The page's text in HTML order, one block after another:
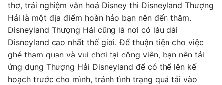
thơ, trải nghiệm văn hoá Disney thì Disneyland Thượng
Hải là một địa điểm hoàn hảo bạn nên đến thăm.
Disneyland Thượng Hải cũng là nơi có lâu đài
Disneyland cao nhất thế giới. Để thuận tiện cho việc
ghé tham quan và vui chơi tại công viên, bạn nên tải
ứng dụng Thượng Hải Disneyland để có thể lên kế
hoạch trước cho mình, tránh tình trạng quá tải vào